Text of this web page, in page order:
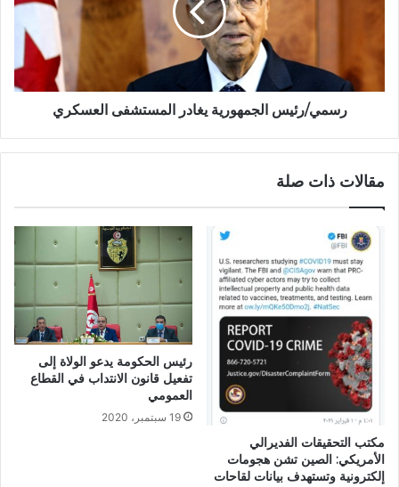
رسمي/رئيس الجمهورية يغادر المستشفى العسكري
مقالات ذات صلة
مكتب التحقيقات الفديرالي
الأمريكي: الصين تشن هجومات
إلكترونية وتستهدف بيانات لقاحات
رئيس الحكومة يدعو الولاة إلى
تفعيل قانون الانتداب في القطاع
العمومي
19 سبتمبر، 2020